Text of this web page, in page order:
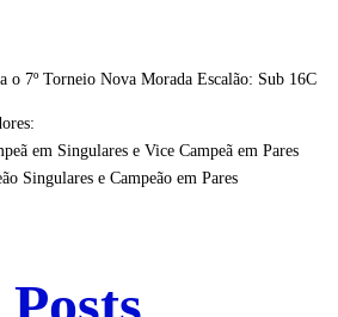
o 7º Torneio Nova Morada Escalão: Sub 16C
em Singulares e Vice Campeã em Pares
Singulares e Campeão em Pares